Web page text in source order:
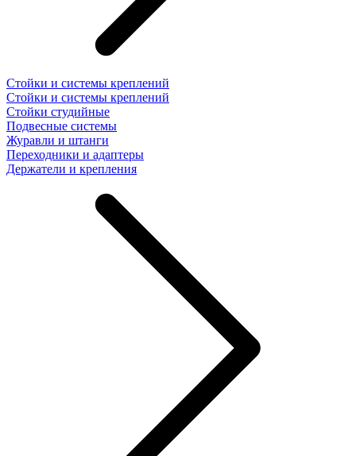
Стойки и системы креплений
Стойки и системы креплений
Стойки студийные
Подвесные системы
Журавли и штанги
Переходники и адаптеры
Держатели и крепления